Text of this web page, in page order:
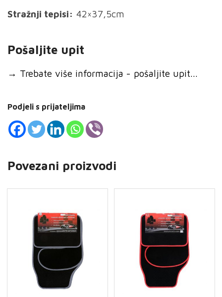
Stražnji tepisi: 42×37,5cm
Pošaljite upit
→ Trebate više informacija - pošaljite upit...
Podjeli s prijateljima
Povezani proizvodi